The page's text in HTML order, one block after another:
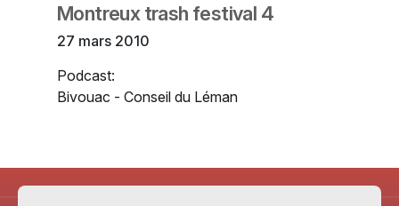
Montreux trash festival 4
27 mars 2010
Podcast:
Bivouac - Conseil du Léman